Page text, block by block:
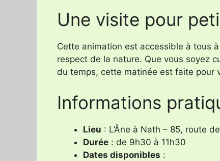
Une visite pour
Cette animation est accessible à tous
respect de la nature. Que vous soyez
du temps, cette matinée est faite pour
Informations
Lieu : L’Âne à Nath – 85, route
Durée : de 9h30 à 11h30
Dates disponibles :